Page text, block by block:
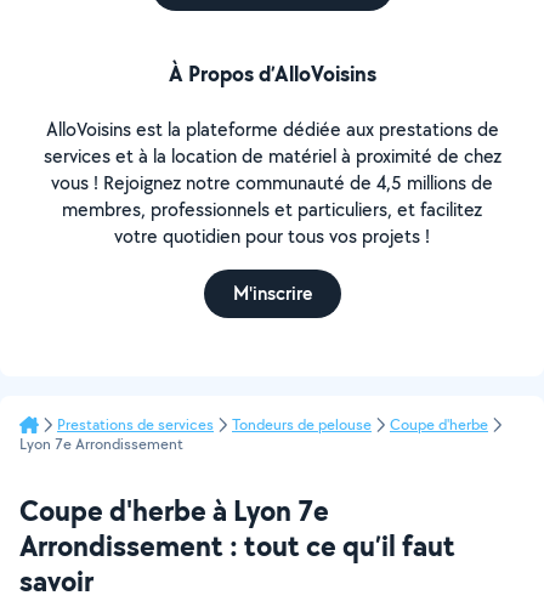
À Propos d’AlloVoisins
AlloVoisins est la plateforme dédiée aux prestations de
services et à la location de matériel à proximité de chez
vous ! Rejoignez notre communauté de 4,5 millions de
membres, professionnels et particuliers, et facilitez
votre quotidien pour tous vos projets !
M'inscrire
Prestations de services Tondeurs de pelouse
Coupe d'herbe
Lyon 7e Arrondissement
Coupe d'herbe à Lyon 7e
Arrondissement : tout ce qu’il faut
savoir